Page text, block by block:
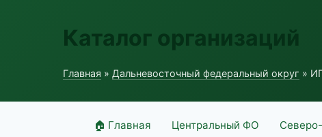
Каталог организаций
Главная » Дальневосточный федеральный округ »
🏠 Главная Центральный ФО